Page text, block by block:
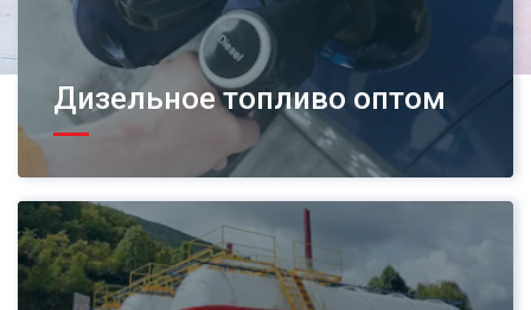
Дизельное топливо оптом